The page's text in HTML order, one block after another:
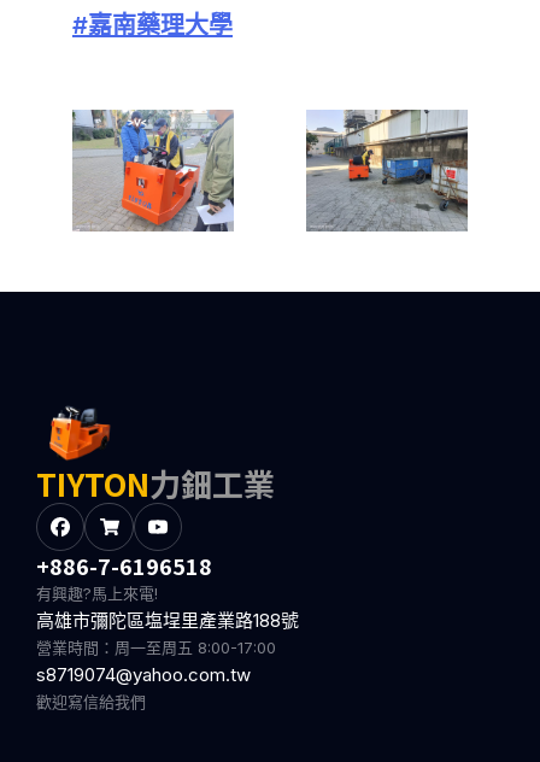
#嘉南藥理大學
TIYTON力鈿工業
+886-7-6196518
有興趣?馬上來電!
高雄市彌陀區塩埕里產業路188號
營業時間：周一至周五 8:00-17:00
s8719074@yahoo.com.tw
歡迎寫信給我們